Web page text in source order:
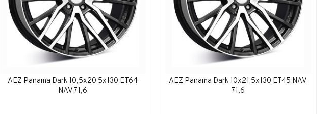
AEZ Panama Dark 10,5x20 5x130 ET64
NAV 71,6
AEZ Panama Dark 10x21 5x130 ET45 NAV
71,6